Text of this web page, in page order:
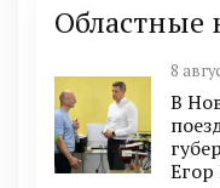
Областные
8
В
Егор